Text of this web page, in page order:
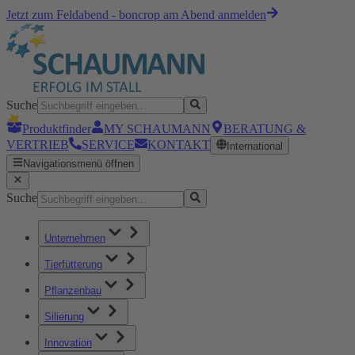
Jetzt zum Feldabend - boncrop am Abend anmelden
Suche
Produktfinder
MY SCHAUMANN
BERATUNG &
VERTRIEB
SERVICE KONTAKT
International
Navigationsmenü öffnen
Suche
Unternehmen
Tierfütterung
Pflanzenbau
Silierung
Innovation